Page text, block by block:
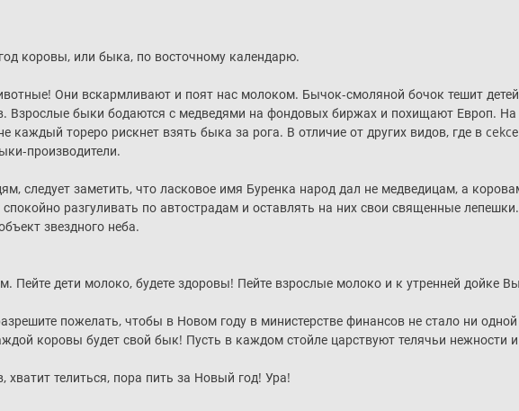
коровы, или быка, по восточному календарю.
Они вскармливают и поят нас молоком. Бычок-смоляной бочок тешит
Взрослые быки бодаются с медведями на фондовых биржах и похищают Европ.
каждый тореро рискнет взять быка за рога. В отличие от других видов, где в
производители.
следует заметить, что ласковое имя Буренка народ дал не медведицам, а
спокойно разгуливать по автострадам и оставлять на них свои священные
звездного неба.
дети молоко, будете здоровы! Пейте взрослые молоко и к утренней дойке
пожелать, чтобы в Новом году в министерстве финансов не стало ни
коровы будет свой бык! Пусть в каждом стойле царствуют телячьи нежности
телиться, пора пить за Новый год! Ура!